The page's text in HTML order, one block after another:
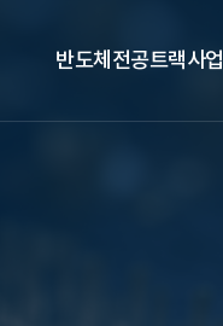
반도체전공트랙사업